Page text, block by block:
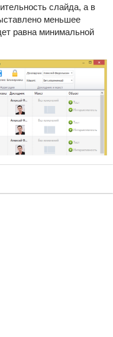
слайда, а в
меньшее
равна минимальной